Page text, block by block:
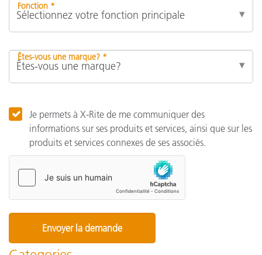
Fonction *
Êtes-vous une marque? *
Je permets à X-Rite de me communiquer des
informations sur ses produits et services, ainsi que sur les
produits et services connexes de ses associés.